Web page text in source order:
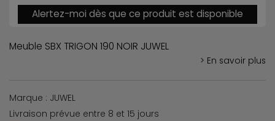
Alertez-moi dès que ce produit est disponible
Meuble SBX TRIGON 190 NOIR JUWEL
> En savoir plus
Marque : JUWEL
Livraison prévue entre 8 et 15 jours